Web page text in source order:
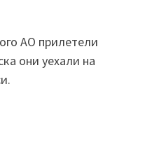
АО прилетели
они уехали на